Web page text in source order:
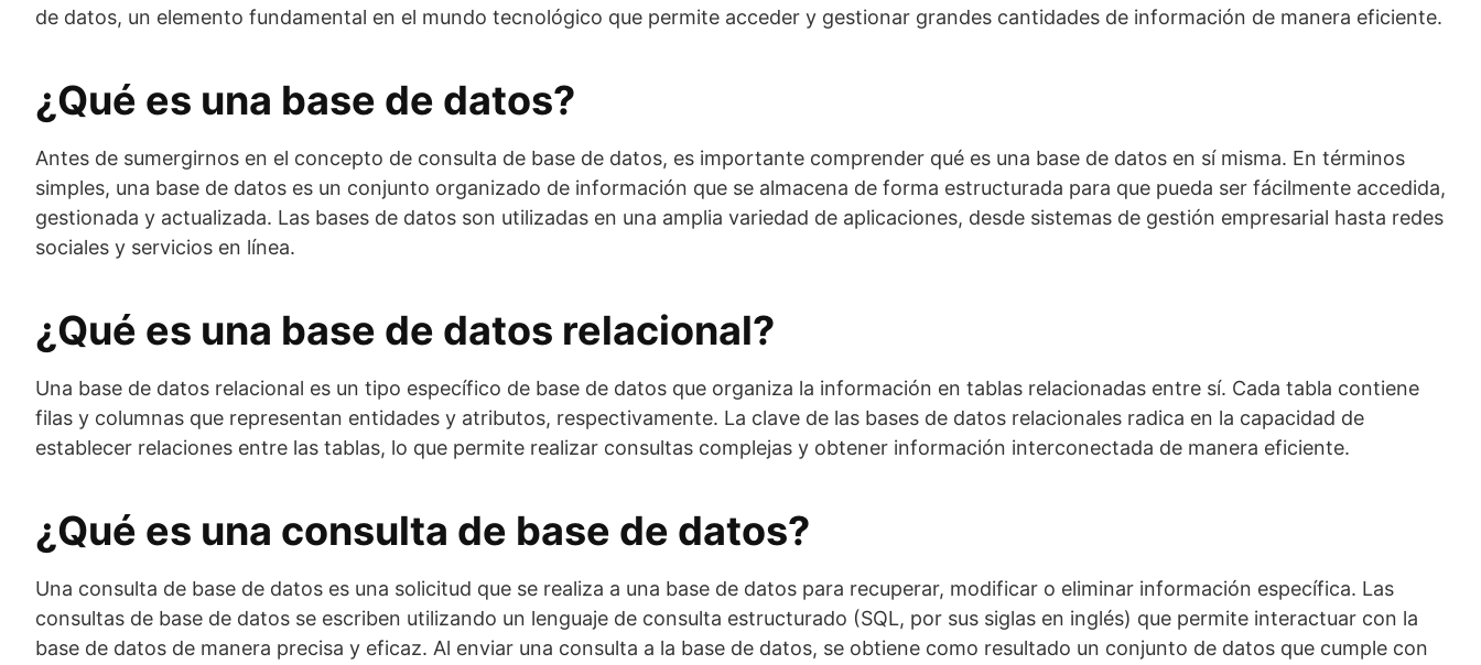
de datos, un elemento fundamental en el mundo tecnológico que permite acceder y gestionar grandes cantidades de información de manera eficiente.
¿Qué es una base de datos?
Antes de sumergirnos en el concepto de consulta de base de datos, es importante comprender qué es una base de datos en sí misma. En términos
simples, una base de datos es un conjunto organizado de información que se almacena de forma estructurada para que pueda ser fácilmente accedida,
gestionada y actualizada. Las bases de datos son utilizadas en una amplia variedad de aplicaciones, desde sistemas de gestión empresarial hasta redes
sociales y servicios en línea.
¿Qué es una base de datos relacional?
Una base de datos relacional es un tipo específico de base de datos que organiza la información en tablas relacionadas entre sí. Cada tabla contiene
filas y columnas que representan entidades y atributos, respectivamente. La clave de las bases de datos relacionales radica en la capacidad de
establecer relaciones entre las tablas, lo que permite realizar consultas complejas y obtener información interconectada de manera eficiente.
¿Qué es una consulta de base de datos?
Una consulta de base de datos es una solicitud que se realiza a una base de datos para recuperar, modificar o eliminar información específica. Las
consultas de base de datos se escriben utilizando un lenguaje de consulta estructurado (SQL, por sus siglas en inglés) que permite interactuar con la
base de datos de manera precisa y eficaz. Al enviar una consulta a la base de datos, se obtiene como resultado un conjunto de datos que cumple con